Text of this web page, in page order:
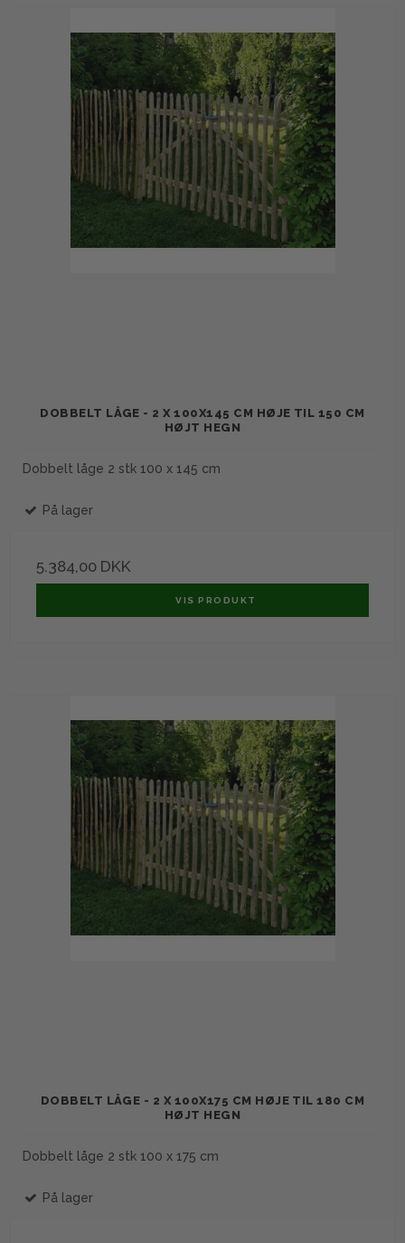
DOBBELT LÅGE - 2 X 100X145 CM HØJE TIL 150 CM
HØJT HEGN
Dobbelt låge 2 stk 100 x 145 cm
På lager
5.384,00 DKK
VIS PRODUKT
DOBBELT LÅGE - 2 X 100X175 CM HØJE TIL 180 CM
HØJT HEGN
Dobbelt låge 2 stk 100 x 175 cm
På lager